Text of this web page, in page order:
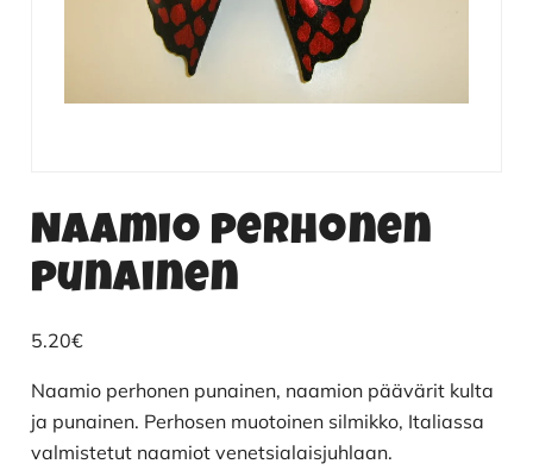
Naamio perhonen
punainen
5.20€
Naamio perhonen punainen, naamion päävärit kulta
ja punainen. Perhosen muotoinen silmikko, Italiassa
valmistetut naamiot venetsialaisjuhlaan.